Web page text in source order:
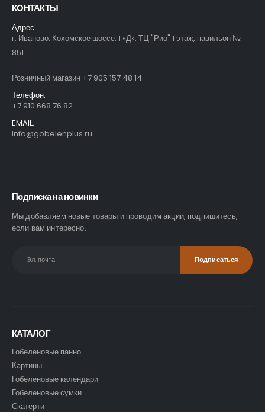
КОНТАКТЫ
Адрес:
г. Иваново, Кохомское шоссе, 1 «Д», ТЦ "Рио" 1 этаж, павильон №
851
Розничный магазин +7 905 157 48 14
Телефон:
+7 910 668 76 82
EMAIL:
info@gobelenplus.ru
Подписка на новинки
Мы добавляем новые товары и проводим акции, подпишитесь,
если вам интересно.
КАТАЛОГ
Гобеленовые панно
Картины
Гобеленовые календари
Гобеленовые сумки
Скатерти